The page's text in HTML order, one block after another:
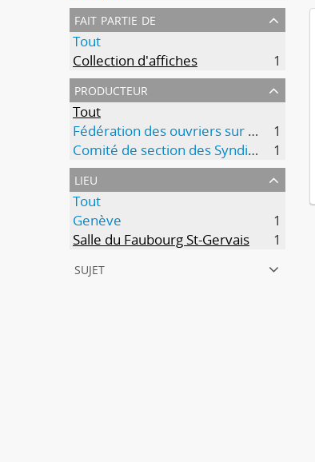
fait partie de
Tout
Collection d'affiches
1
producteur
Tout
Fédération des ouvriers sur bois et du bâtiment (FOBB)
1
Comité de section des Syndicats du bâtiment
1
lieu
Tout
Genève
1
Salle du Faubourg St-Gervais
1
sujet